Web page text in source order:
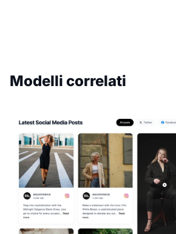
Modelli correlati